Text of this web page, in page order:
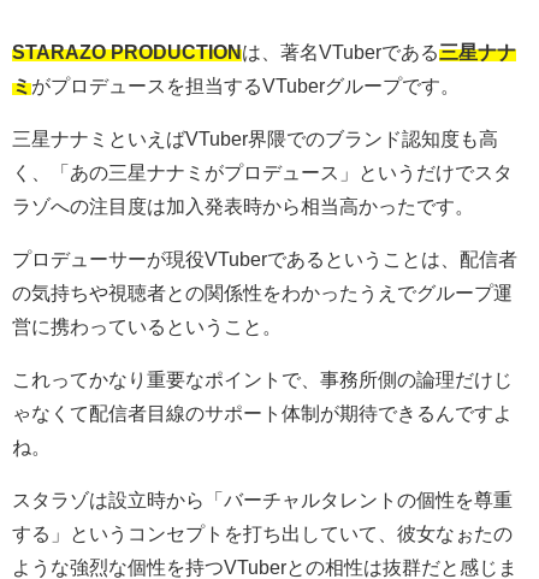
STARAZO PRODUCTIONは、著名VTuberである三星ナナ
ミがプロデュースを担当するVTuberグループです。
三星ナナミといえばVTuber界隈でのブランド認知度も高
く、「あの三星ナナミがプロデュース」というだけでスタ
ラゾへの注目度は加入発表時から相当高かったです。
プロデューサーが現役VTuberであるということは、配信者
の気持ちや視聴者との関係性をわかったうえでグループ運
営に携わっているということ。
これってかなり重要なポイントで、事務所側の論理だけじ
ゃなくて配信者目線のサポート体制が期待できるんですよ
ね。
スタラゾは設立時から「バーチャルタレントの個性を尊重
する」というコンセプトを打ち出していて、彼女なぉたの
ような強烈な個性を持つVTuberとの相性は抜群だと感じま